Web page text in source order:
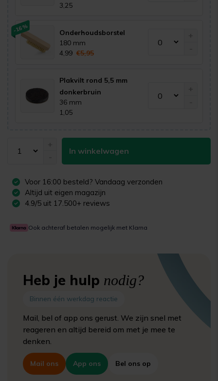
3,25
-16%
Onderhoudsborstel
180 mm
4,99 €5,95
Plakvilt rond 5,5 mm
donkerbruin
36 mm
1,05
In winkelwagen
Voor 16:00 besteld? Vandaag verzonden
Altijd uit eigen magazijn
4.9/5 uit 17.500+ reviews
Ook achteraf betalen mogelijk met Klarna
Heb je hulp nodig?
Binnen één werkdag reactie
Mail, bel of app ons gerust. We zijn snel met
reageren en altijd bereid om met je mee te
denken.
Mail ons App ons Bel ons op